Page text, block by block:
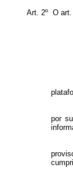
Art. 2º O
por